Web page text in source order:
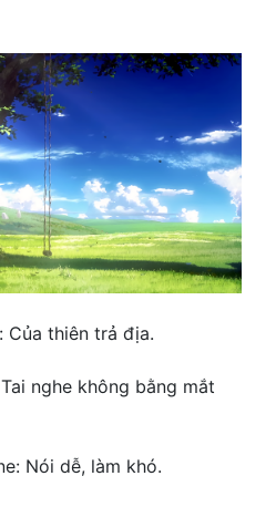
Của thiên trả địa.
nghe không bằng mắt
Nói dễ, làm khó.